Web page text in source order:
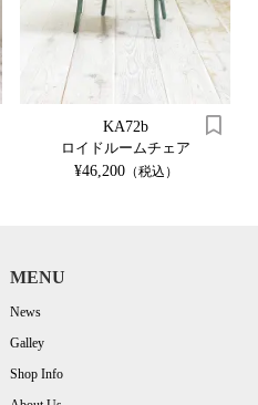
KA72b
ロイドルームチェア
¥46,200（税込）
MENU
News
Galley
Shop Info